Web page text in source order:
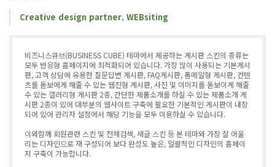
Creative design partner. WEBsiting
비즈니스큐브(BUSINESS CUBE) 테마에서 제공하는 게시판 스킨의 종류는
모두 반응형 홈페이지에 최적화되어 있습니다. 가장 많이 사용되는 기본게시
판, 고객 상담에 유용한 질문답변 게시판, FAQ게시판, 폼메일형 게시판, 컨텐
츠를 돋보에게 해줄 수 있는 웹진형 게시판, 사진 및 이미지를 돋보이게 해줄
수 있는 갤러리형 게시판 2종, 간단한 제품소개를 하실 수 있는 제품소개 게
시판 2종이 있어 대부분의 웹사이트 구축에 필요한 기본적인 게시판이 내장
되어 있어 관리자 설정에서 해당 기능을 모두 이용하실 수 있습니다.
이와함께 회원관련 스킨 및 전체검색, 새글 스킨 등 본 테마와 가장 잘 어울
리는 디자인으로 재 구성되어 보다 완성도 높은, 일괄적인 디자인의 홈페이
지 구축이 가능합니다.